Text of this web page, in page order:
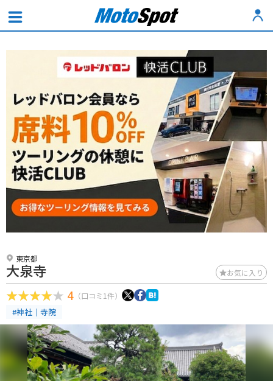
東京都
大泉寺 お気に入り
4 （口コミ1件）
#神社｜寺院